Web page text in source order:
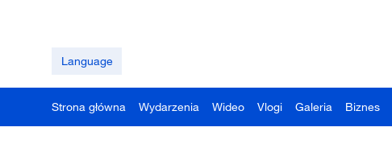
Language
Strona główna Wydarzenia Wideo Vlogi Galeria Biznes